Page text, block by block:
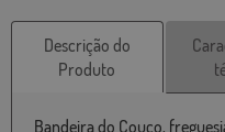
Descrição do
Produto
Bandeira do Couço,